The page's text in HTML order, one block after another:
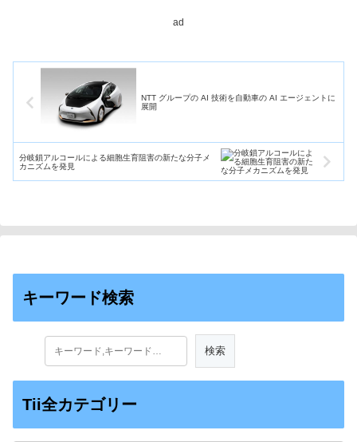
同定することに成功した。
ad
NTT グループの AI 技術を自動車の AI エージェントに
展開
分岐鎖アルコールによる細胞生育阻害の新たな分子メ
カニズムを発見
キーワード検索
Tii全カテゴリー